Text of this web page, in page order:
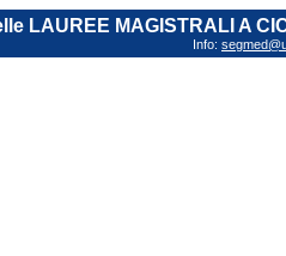
LAUREE MAGISTRALI A
Info: